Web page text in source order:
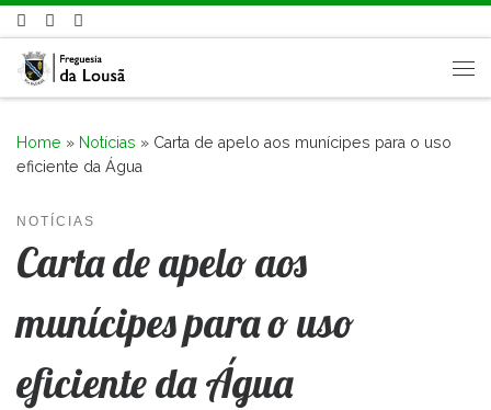
Skip to content
Home » Notícias » Carta de apelo aos munícipes para o uso
eficiente da Água
NOTÍCIAS
Carta de apelo aos
munícipes para o uso
eficiente da Água